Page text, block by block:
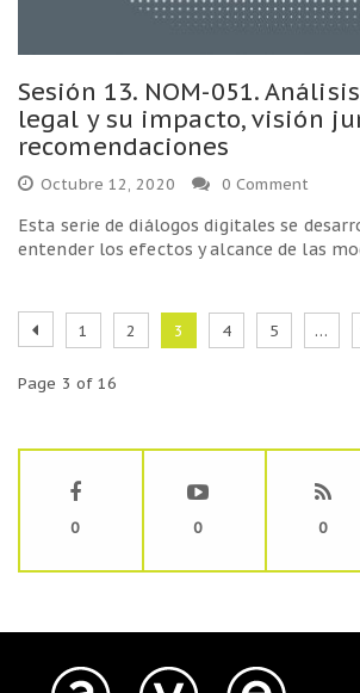
Sesión 13. NOM-051.
legal y su impacto, visión
recomendaciones
Octubre 12, 2020 0 Comment
Esta serie de diálogos digitales se
entender los efectos y alcance de las
1 2 3 4 5 …
Page 3 of 16
0 0 0